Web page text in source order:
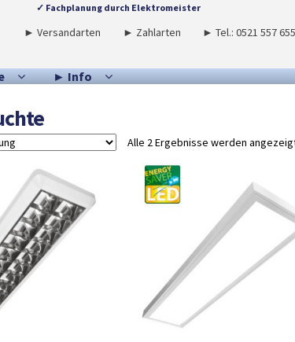
✓ Fachplanung durch Elektromeister
► Versandarten ► Zahlarten ► Tel.: 0521 557
► Info
Alle 2 Ergebnisse werden